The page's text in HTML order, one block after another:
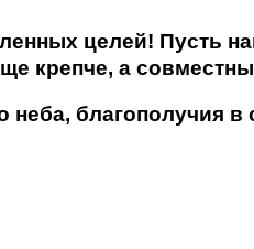
целей! Пусть
крепче, а
благополучия в